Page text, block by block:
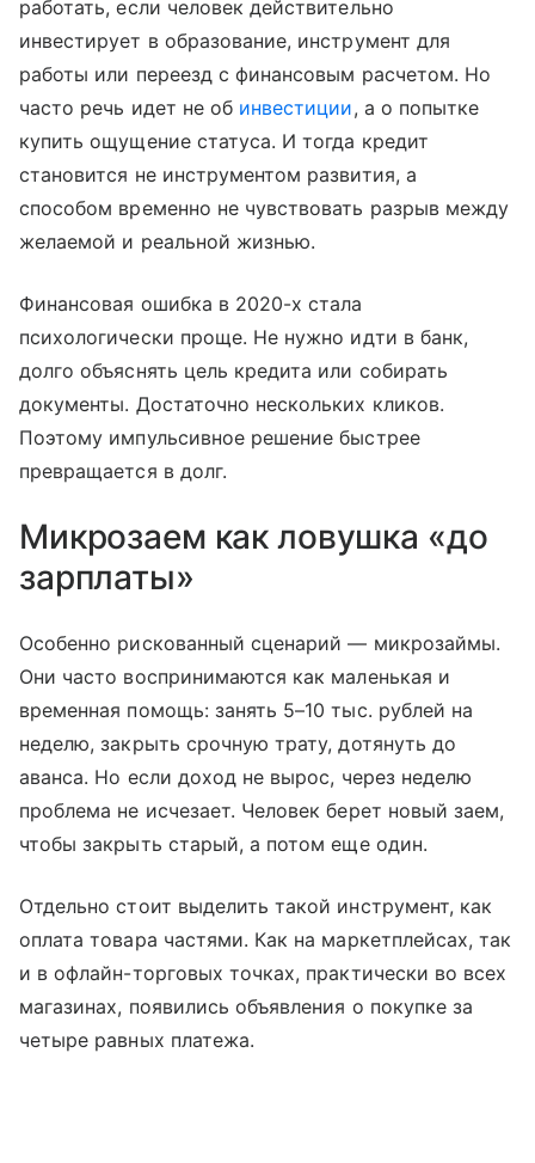
работать, если человек действительно
инвестирует в образование, инструмент для
работы или переезд с финансовым расчетом. Но
часто речь идет не об инвестиции, а о попытке
купить ощущение статуса. И тогда кредит
становится не инструментом развития, а
способом временно не чувствовать разрыв между
желаемой и реальной жизнью.
Финансовая ошибка в 2020-х стала
психологически проще. Не нужно идти в банк,
долго объяснять цель кредита или собирать
документы. Достаточно нескольких кликов.
Поэтому импульсивное решение быстрее
превращается в долг.
Микрозаем как ловушка «до
зарплаты»
Особенно рискованный сценарий — микрозаймы.
Они часто воспринимаются как маленькая и
временная помощь: занять 5–10 тыс. рублей на
неделю, закрыть срочную трату, дотянуть до
аванса. Но если доход не вырос, через неделю
проблема не исчезает. Человек берет новый заем,
чтобы закрыть старый, а потом еще один.
Отдельно стоит выделить такой инструмент, как
оплата товара частями. Как на маркетплейсах, так
и в офлайн-торговых точках, практически во всех
магазинах, появились объявления о покупке за
четыре равных платежа.